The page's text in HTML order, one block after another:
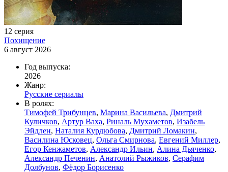
12 серия
Похищение
6 август 2026
Год выпуска:
2026
Жанр:
Русские сериалы
В ролях:
Тимофей Трибунцев, Марина Васильева, Дмитрий
Куличков, Артур Ваха, Риналь Мухаметов, Изабель
Эйдлен, Наталия Курдюбова, Дмитрий Ломакин,
Василина Юсковец, Ольга Смирнова, Евгений Миллер,
Егор Кенжаметов, Александр Ильин, Алина Дьяченко,
Александр Печенин, Анатолий Рыжиков, Серафим
Долбунов, Фёдор Борисенко